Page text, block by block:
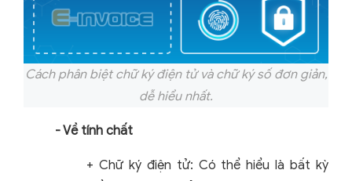
Cách phân biệt chữ ký điện tử và chữ ký số đơn giản,
dễ hiểu nhất.
- Về tính chất
+ Chữ ký điện tử: Có thể hiểu là bất kỳ